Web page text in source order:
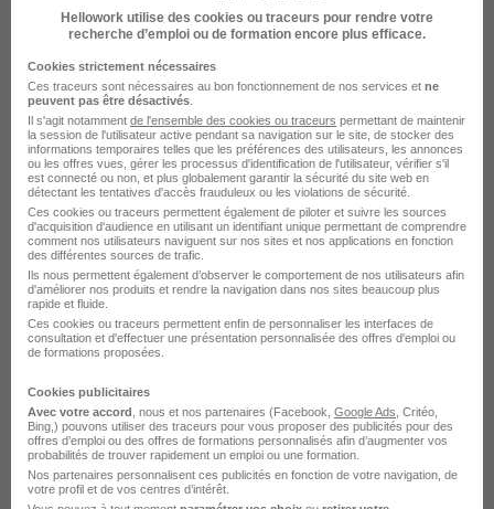
il y a 2 jours
Chargé de Mission Emploi Formation
en Alternance Nord H/F
Actual group
Saint-Denis - 974 Alternance
400 - 1 800 € / mois
12 mois
Hellowork utilise des cookies ou traceurs pour rendre votre
recherche d’emploi ou de formation encore plus efficace.
Cookies strictement nécessaires
Ces traceurs sont nécessaires au bon fonctionnement de nos services et ne
peuvent pas être désactivés
Il s'agit notamment de l'ensemble des cookies ou traceurs permettant de maintenir
la session de l'utilisateur active pendant sa navigation sur le site, de stocker des
informations temporaires telles que les préférences des utilisateurs, les annonces
ou les offres vues, gérer les processus d'identification de l'utilisateur, vérifier s'il
est connecté ou non, et plus globalement garantir la sécurité du site web en
détectant les tentatives d'accès frauduleux ou les violations de sécurité.
Ces cookies ou traceurs permettent également de piloter et suivre les sources
d'acquisition d'audience en utilisant un identifiant unique permettant de comprendre
comment nos utilisateurs naviguent sur nos sites et nos applications en fonction
des différentes sources de trafic.
Ils nous permettent également d’observer le comportement de nos utilisateurs afin
d'améliorer nos produits et rendre la navigation dans nos sites beaucoup plus
rapide et fluide.
Ces cookies ou traceurs permettent enfin de personnaliser les interfaces de
consultation et d'effectuer une présentation personnalisée des offres d'emploi ou
de formations proposées.
Cookies publicitaires
Avec votre accord , nous et nos partenaires (Facebook, Google Ads , Critéo,
Bing,) pouvons utiliser des traceurs pour vous proposer des publicités pour des
offres d’emploi ou des offres de formations personnalisés afin d’augmenter vos
probabilités de trouver rapidement un emploi ou une formation.
Nos partenaires personnalisent ces publicités en fonction de votre navigation, de
votre profil et de vos centres d’intérêt.